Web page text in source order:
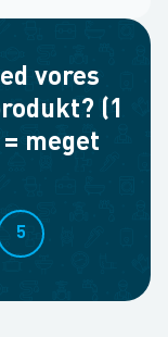
vores
(1
meget
5